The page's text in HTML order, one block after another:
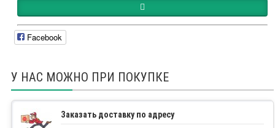
Facebook
У НАС МОЖНО ПРИ ПОКУПКЕ
Заказать доставку по адресу